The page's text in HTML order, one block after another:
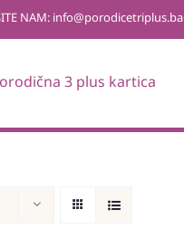
NAM: info@porodicetriplus.ba
3 plus kartica